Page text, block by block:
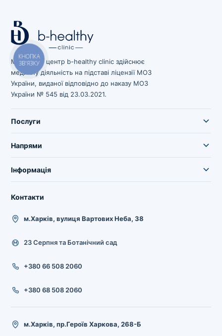
Медичний центр b-healthy clinic здійснює
медичну діяльність на підставі ліцензії МОЗ
України, виданої відповідно до наказу МОЗ
України № 545 від 23.03.2021.
Послуги
Напрями
Інформація
Контакти
м.Харків, вулиця Вартових Неба, 38
23 Серпня та Ботанічний сад
+380 66 508 2060
+380 68 508 2060
м.Харків, пр.Героїв Харкова, 268-Б
КНОПКА
ЗВ'ЯЗКУ